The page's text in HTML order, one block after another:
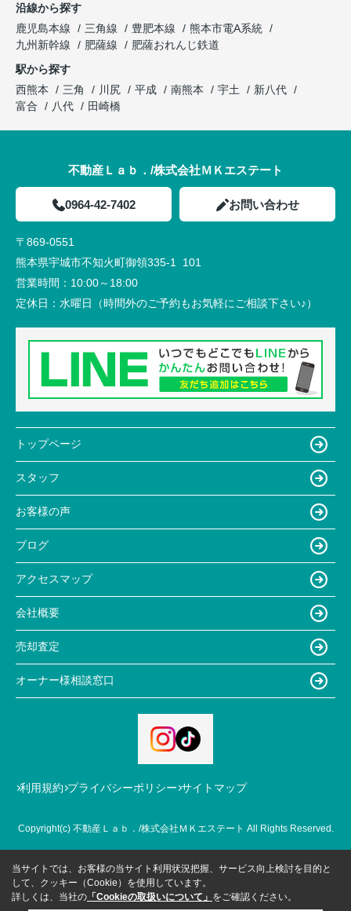
沿線から探す
鹿児島本線
三角線 豊肥本線
熊本市電A系統
九州新幹線
肥薩線
肥薩おれんじ鉄道
駅から探す
西熊本
三角 川尻 平成 南熊本 宇土
新八代
富合
八代 田崎橋
不動産Ｌａｂ．/株式会社ＭＫエステート
0964-42-7402 お問い合わせ
〒869-0551
熊本県宇城市不知火町御領335-1 101
営業時間： 10:00～18:00
定休日： 水曜日（時間外のご予約もお気軽にご相談下さい♪）
トップページ
スタッフ
お客様の声
ブログ
アクセスマップ
会社概要
売却査定
オーナー様相談窓口
利用規約 プライバシーポリシー サイトマップ
Copyright(c) 不動産Ｌａｂ．/株式会社ＭＫエステート All Rights Reserved.
当サイトでは、お客様の当サイト利用状況把握、サービス向上検討を目的と
して、クッキー（Cookie）を使用しています。
詳しくは、当社の 「Cookieの取扱いについて」 をご確認ください。